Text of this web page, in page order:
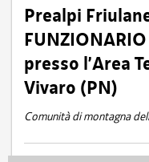
Prealpi
presso l’Area
Vivaro (PN)
Comunità di montagna